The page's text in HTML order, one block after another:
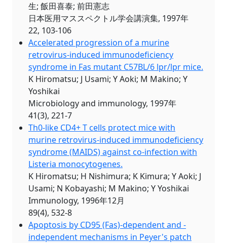
生; 飯田喜泰; 前田憲志
日本医用マススペクトル学会講演集, 1997年
22, 103-106
Accelerated progression of a murine
retrovirus-induced immunodeficiency
syndrome in Fas mutant C57BL/6 lpr/lpr mice.
K Hiromatsu; J Usami; Y Aoki; M Makino; Y
Yoshikai
Microbiology and immunology, 1997年
41(3), 221-7
Th0-like CD4+ T cells protect mice with
murine retrovirus-induced immunodeficiency
syndrome (MAIDS) against co-infection with
Listeria monocytogenes.
K Hiromatsu; H Nishimura; K Kimura; Y Aoki; J
Usami; N Kobayashi; M Makino; Y Yoshikai
Immunology, 1996年12月
89(4), 532-8
Apoptosis by CD95 (Fas)-dependent and -
independent mechanisms in Peyer's patch